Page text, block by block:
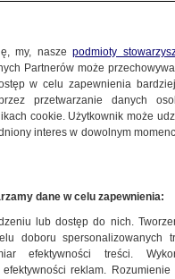
my, naszepodmioty
Partnerów może
w celu zapewnienia
przetwarzanie danych
cookie. Użytkownik może
interes w dowolnym
dane w celu zapewnienia:
lub dostęp do nich.
doboru spersonalizowanych
efektywności treści.
reklam.